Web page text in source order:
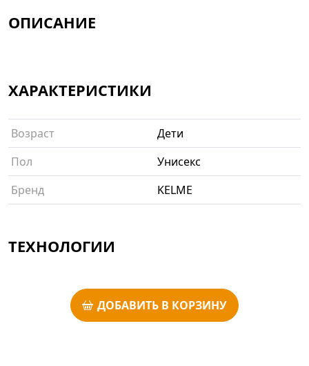
ОПИСАНИЕ
ХАРАКТЕРИСТИКИ
Возраст
Дети
Пол
Унисекс
Бренд
KELME
ТЕХНОЛОГИИ
ДОБАВИТЬ В КОРЗИНУ